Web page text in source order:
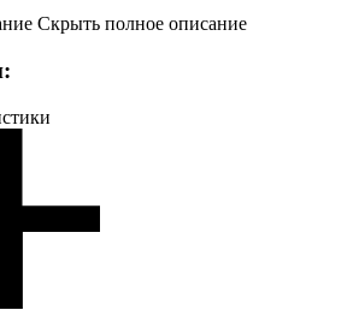
Скрыть полное описание